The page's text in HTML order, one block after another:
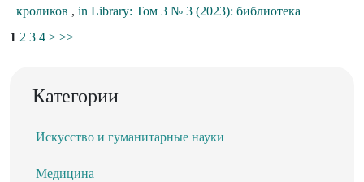
кроликов , in Library: Том 3 № 3 (2023): библиотека
1 2 3 4 > >>
Категории
Искусство и гуманитарные науки
Медицина